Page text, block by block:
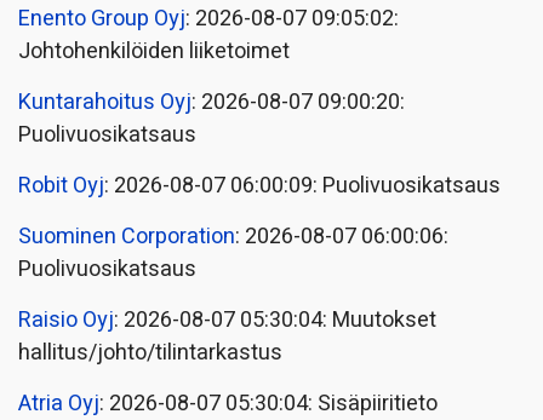
Enento Group Oyj: 2026-08-07 09:05:02:
Johtohenkilöiden liiketoimet
Kuntarahoitus Oyj: 2026-08-07 09:00:20:
Puolivuosikatsaus
Robit Oyj: 2026-08-07 06:00:09: Puolivuosikatsaus
Suominen Corporation: 2026-08-07 06:00:06:
Puolivuosikatsaus
Raisio Oyj: 2026-08-07 05:30:04: Muutokset
hallitus/johto/tilintarkastus
Atria Oyj: 2026-08-07 05:30:04: Sisäpiiritieto